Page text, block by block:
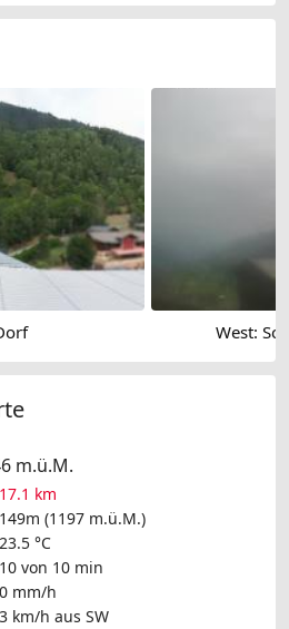
West:
m.ü.M.
17.1 km
149m (1197 m.ü.M.)
23.5 °C
10 von 10 min
0 mm/h
3 km/h aus SW